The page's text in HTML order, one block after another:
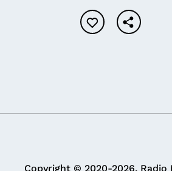
Copyright © 2020-2026. Radio